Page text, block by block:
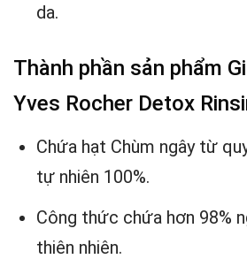
da.
Thành phần sản phẩm
Yves Rocher Detox
Chứa hạt Chùm ngây từ
tự nhiên 100%.
Công thức chứa hơn 98%
thiên nhiên.